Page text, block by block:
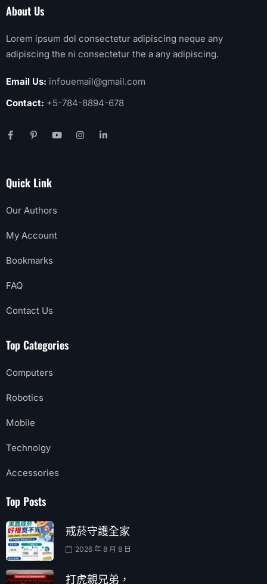
About Us
Lorem ipsum dol consectetur adipiscing neque any
adipiscing the ni consectetur the a any adipiscing.
Email Us: infouemail@gmail.com
Contact: +5-784-8894-678
Quick Link
Our Authors
My Account
Bookmarks
FAQ
Contact Us
Top Categories
Computers
Robotics
Mobile
Technolgy
Accessories
Top Posts
戒菸守護全家
2026 年 8 月 8 日
打虎親兄弟，